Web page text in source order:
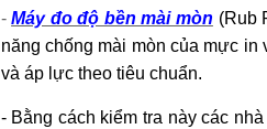
-Máy đo độ bền mài mòn (Rub
năng chống mài mòn của mực in
và áp lực theo tiêu chuẩn.
- Bằng cách kiểm tra này các